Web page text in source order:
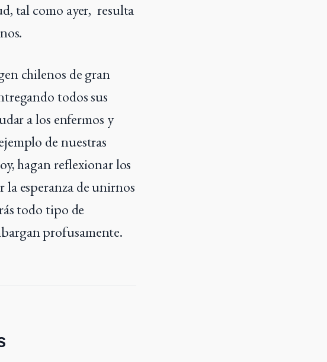
tal como ayer, resulta
chilenos de gran
todos sus
a los enfermos y
de nuestras
hagan reflexionar los
la esperanza de unirnos
todo tipo de
profusamente.